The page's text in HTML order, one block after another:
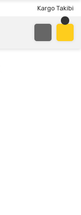
Kargo Takibi